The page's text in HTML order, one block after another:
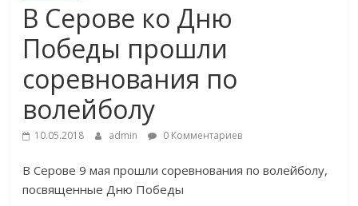
В Серове ко Дню
Победы прошли
соревнования по
волейболу
10.05.2018 admin 0 Комментариев
В Серове 9 мая прошли соревнования по волейболу,
посвященные Дню Победы